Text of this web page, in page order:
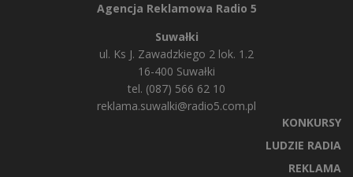
Agencja Reklamowa Radio 5
Suwałki
ul. Ks J. Zawadzkiego 2 lok. 1.2
16-400 Suwałki
tel. (087) 566 62 10
reklama.suwalki@radio5.com.pl
KONKURSY
LUDZIE RADIA
REKLAMA